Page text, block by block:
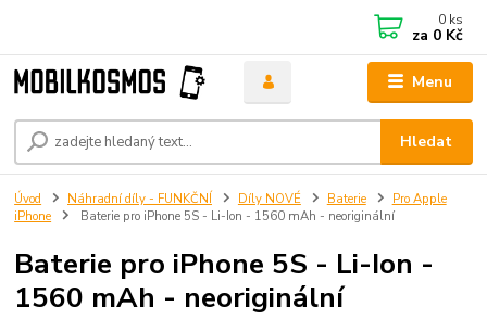
Menu
Hledat
0 ks
za 0 Kč
Úvod Náhradní díly - FUNKČNÍ Díly NOVÉ Baterie
Pro Apple
iPhone
Baterie pro iPhone 5S - Li-Ion - 1560 mAh - neoriginální
Baterie pro iPhone 5S - Li-Ion -
1560 mAh - neoriginální